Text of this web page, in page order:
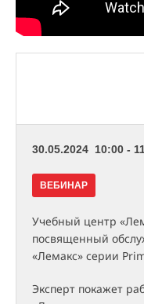
30.05.2024 10:00 -
ВЕБИНАР
Учебный центр
посвященный
«Лемакс» серии
Эксперт покажет